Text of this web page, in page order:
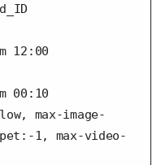
12:00
00:10
max-image-
1, max-video-